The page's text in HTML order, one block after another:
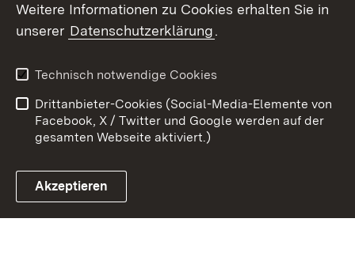
Link zum Landesportal
Kontakt
Datenschutz
Barrierefreiheit
Impressum Cookies
Weitere Informationen zu Cookies erhalten Sie in
unserer Datenschutzerklärung.
Technisch notwendige Cookies
Drittanbieter-Cookies (Social-Media-Elemente von
Facebook, X / Twitter und Google werden auf der
gesamten Webseite aktiviert.)
Akzeptieren